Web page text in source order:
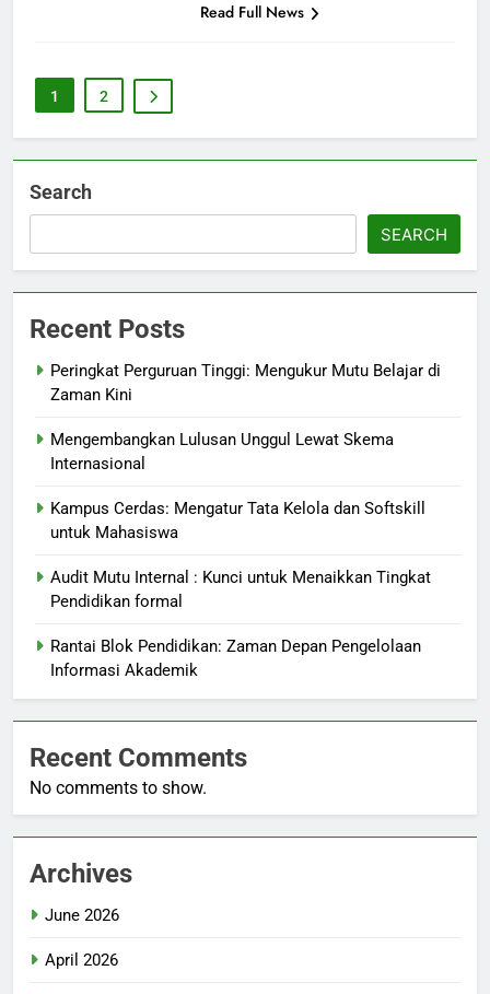
Read Full News
1 2
Search
SEARCH
Recent Posts
Peringkat Perguruan Tinggi: Mengukur Mutu Belajar di
Zaman Kini
Mengembangkan Lulusan Unggul Lewat Skema
Internasional
Kampus Cerdas: Mengatur Tata Kelola dan Softskill
untuk Mahasiswa
Audit Mutu Internal : Kunci untuk Menaikkan Tingkat
Pendidikan formal
Rantai Blok Pendidikan: Zaman Depan Pengelolaan
Informasi Akademik
Recent Comments
No comments to show.
Archives
June 2026
April 2026